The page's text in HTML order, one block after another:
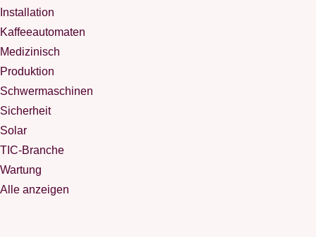
Installation
Kaffeeautomaten
Medizinisch
Produktion
Schwermaschinen
Sicherheit
Solar
TIC-Branche
Wartung
Alle anzeigen